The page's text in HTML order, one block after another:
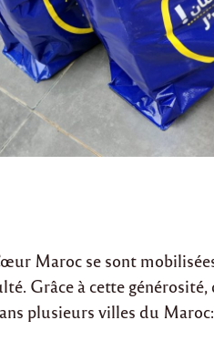
Maroc se sont
Grâce à cette générosité,
plusieurs villes du Maroc: